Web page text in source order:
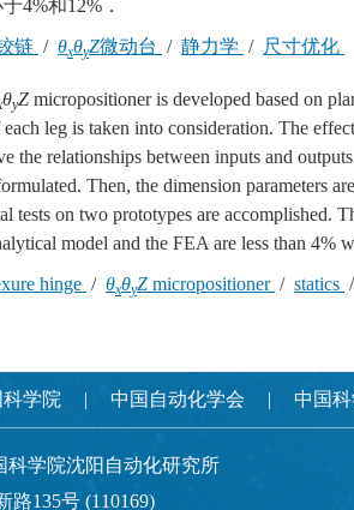
4%和12%．
链 / θxθyZ微动台 / 静力学 / 尺寸优化
θyZ micropositioner is developed based on
leg is taken into consideration. The
the relationships between inputs and
Then, the dimension parameters
tests on two prototypes are accomplished.
model and the FEA are less than 4%
hinge / θxθyZ micropositioner / statics /
学院 中国自动化学会 中国
科学院沈阳自动化研究所
路135号 (110169)